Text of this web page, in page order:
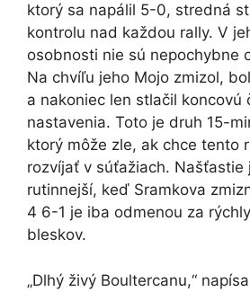
ktorý sa napálil 5-0, stredná
kontrolu nad každou rally. V
osobnosti nie sú nepochybne
Na chvíľu jeho Mojo zmizol,
a nakoniec len stlačil koncovú
nastavenia. Toto je druh 15-
ktorý môže zle, ak chce tento
rozvíjať v súťažiach. Našťastie
rutinnejší, keď Sramkova
4 6-1 je iba odmenou za
bleskov.
„Dlhý živý Boultercanu,“